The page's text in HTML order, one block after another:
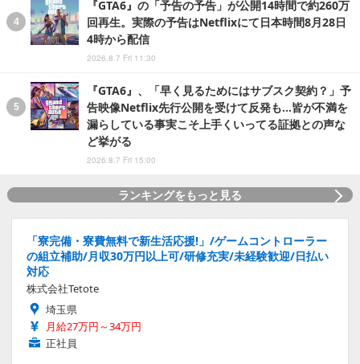
『GTA6』の「予告の予告」が公開14時間で約260万
回再生。実際の予告はNetflixにて日本時間8月28日
4時から配信
2026.8.7 Fri 11:30
『GTA6』、「早く見るためにはサブスク契約？」予
告映像Netflix先行公開を受けて反発も…皆が不満を
漏らしている事実こそ上手くいってる証拠との声な
ど挙がる
2026.8.7 Fri 15:00
ランキングをもっと見る
「寮完備・寮費無料で新生活応援!」/ゲームコントローラー
の組立補助/月収30万円以上可/研修充実/未経験歓迎/日払い
対応
株式会社Tetote
埼玉県
月給27万円～34万円
正社員